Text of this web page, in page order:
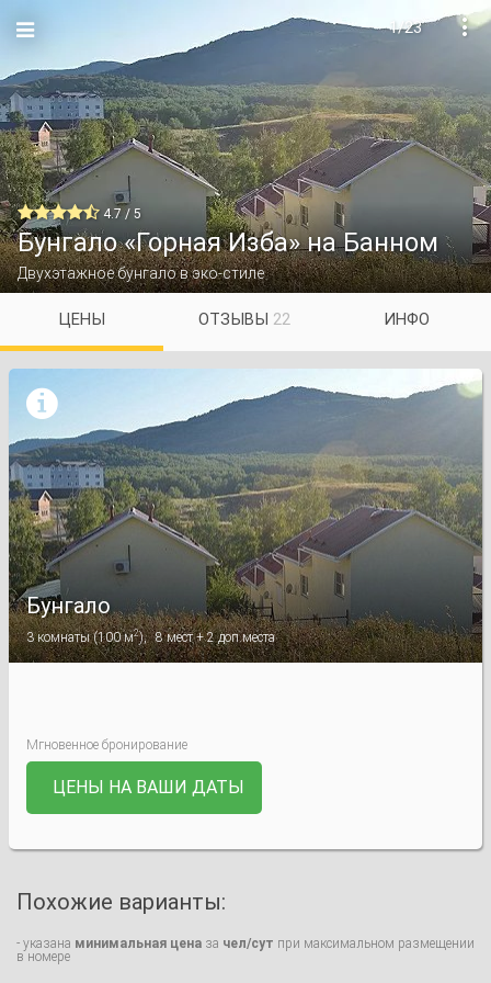

1/23
 4.7 / 5
Бунгало «Горная Изба» на Банном
Двухэтажное бунгало в эко-стиле
ЦЕНЫ ОТЗЫВЫ 22 ИНФО

Бунгало
3 комнаты(100 м2), 8мест +2доп.места
Мгновенное бронирование
ЦЕНЫ НА ВАШИ ДАТЫ
Похожие варианты:
- указана минимальная ценаза чел/сут при максимальном размещении
в номере